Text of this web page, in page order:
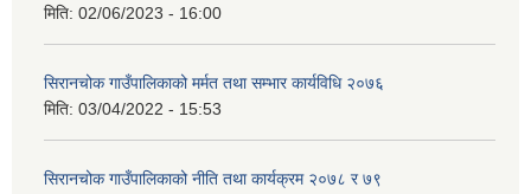
मिति: 02/06/2023 - 16:00
सिरानचोक गाउँपालिकाको मर्मत तथा सम्भार कार्यविधि २०७६
मिति: 03/04/2022 - 15:53
सिरानचोक गाउँपालिकाको नीति तथा कार्यक्रम २०७८ र ७९